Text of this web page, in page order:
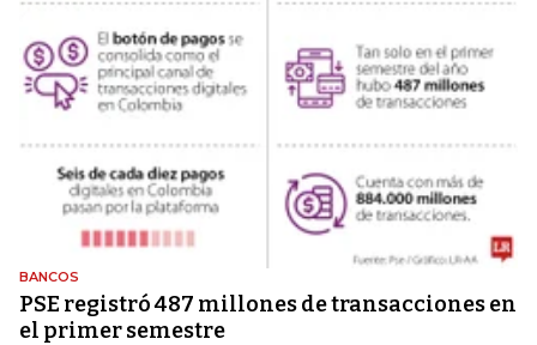
BANCOS
PSE registró 487 millones de transacciones en
el primer semestre